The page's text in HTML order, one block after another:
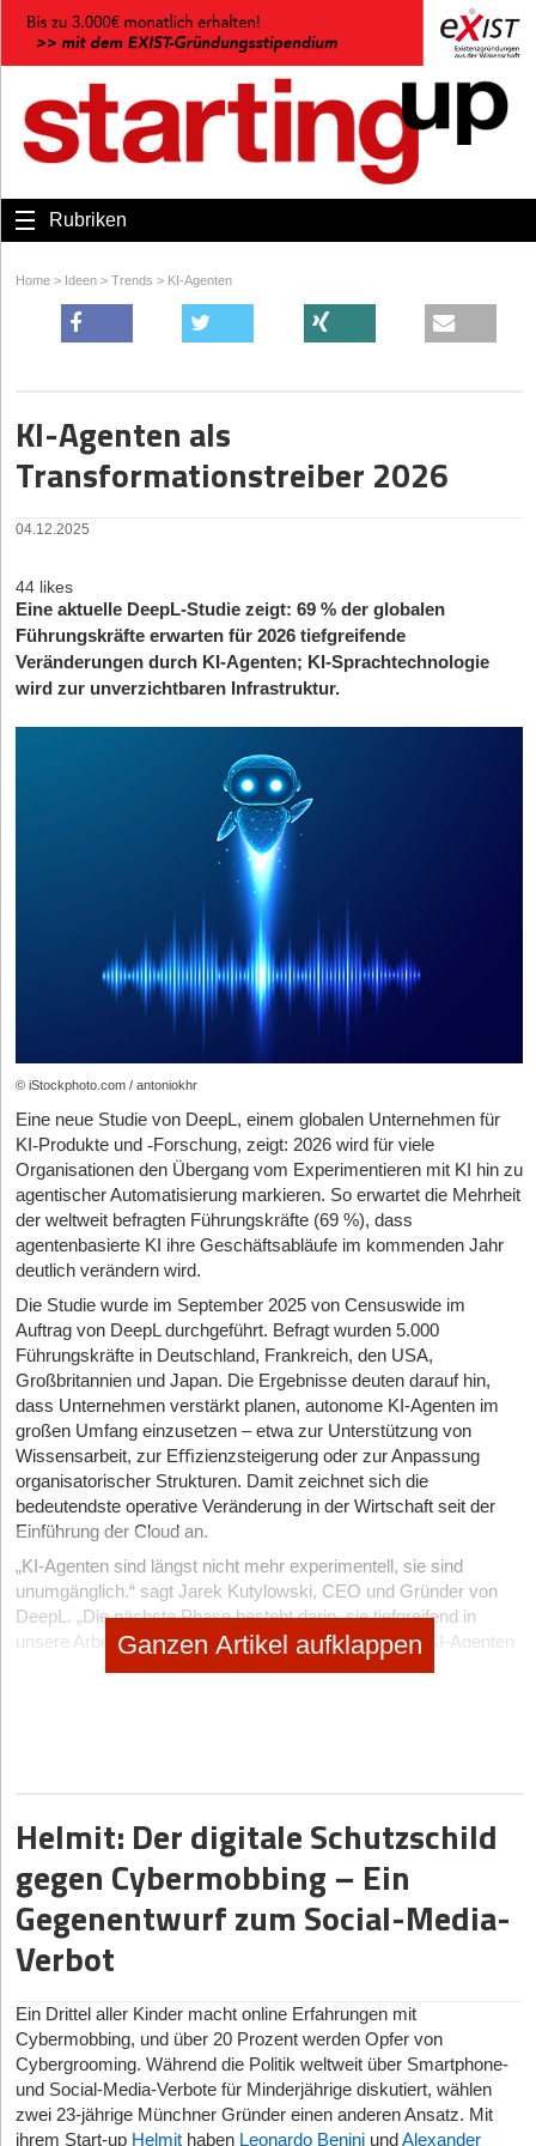
Rubriken
Home > Ideen > Trends > KI-Agenten
KI-Agenten als
Transformationstreiber 2026
04.12.2025
44 likes
Eine aktuelle DeepL-Studie zeigt: 69 % der globalen
Führungskräfte erwarten für 2026 tiefgreifende
Veränderungen durch KI-Agenten; KI-Sprachtechnologie
wird zur unverzichtbaren Infrastruktur.
© iStockphoto.com / antoniokhr
Eine neue Studie von DeepL, einem globalen Unternehmen für
KI ‑Produkte und ‑Forschung, zeigt: 2026 wird für viele
Organisationen den Übergang vom Experimentieren mit KI hin zu
agentischer Automatisierung markieren. So erwartet die Mehrheit
der weltweit befragten Führungskräfte (69 %), dass
agentenbasierte KI ihre Geschäftsabläufe im kommenden Jahr
deutlich verändern wird.
Die Studie wurde im September 2025 von Censuswide im
Auftrag von DeepL durchgeführt. Befragt wurden 5.000
Führungskräfte in Deutschland, Frankreich, den USA,
Großbritannien und Japan. Die Ergebnisse deuten darauf hin,
dass Unternehmen verstärkt planen, autonome KI-Agenten im
großen Umfang einzusetzen – etwa zur Unterstützung von
Wissensarbeit, zur Eﬃzienzsteigerung oder zur Anpassung
organisatorischer Strukturen. Damit zeichnet sich die
bedeutendste operative Veränderung in der Wirtschaft seit der
Einführung der Cloud an.
„KI-Agenten sind längst nicht mehr experimentell, sie sind
unumgänglich.“ sagt Jarek Kutylowski, CEO und Gründer von
DeepL. „Die nächste Phase besteht darin, sie tiefgreifend in
unsere Arbeitsweisen zu integrieren. In 2026 werden KI-Agenten
Nach ersten Pilot- und Anwendungsfällen rücken KI-Agenten
zunehmend in den produktiven Einsatz:
Fast die Hälfte der globalen Führungskräfte (44 %) erwartet
für 2026 einen tiefgreifenden Wandel durch agentische KI; ein
Viertel (25 %) sieht diesen Wandel bereits heute. Nur 7 %
verändern werden, was die hohe Geschwindigkeit der
Implementierungen unterstreicht.
Als die drei wichtigsten Voraussetzungen für den sinnvollen
und vertrauenswürdigen Einsatz von KI-Agenten nennen die
Befragten nachweisbare Eﬃzienz- und ROI-Eﬀekte (22 %),
Ganzen Artikel aufklappen
Helmit: Der digitale Schutzschild
gegen Cybermobbing – Ein
Gegenentwurf zum Social-Media-
Verbot
Ein Drittel aller Kinder macht online Erfahrungen mit
Cybermobbing, und über 20 Prozent werden Opfer von
Cybergrooming. Während die Politik weltweit über Smartphone-
und Social-Media-Verbote für Minderjährige diskutiert, wählen
zwei 23-jährige Münchner Gründer einen anderen Ansatz. Mit
ihrem Start-up Helmit haben Leonardo Benini und Alexander